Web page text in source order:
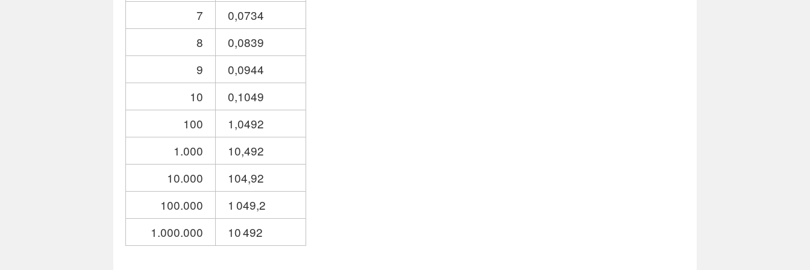
7
0,0734
8
0,0839
9
0,0944
10
0,1049
100
1,0492
1.000
10,492
10.000
104,92
100.000
1 049,2
1.000.000
10 492